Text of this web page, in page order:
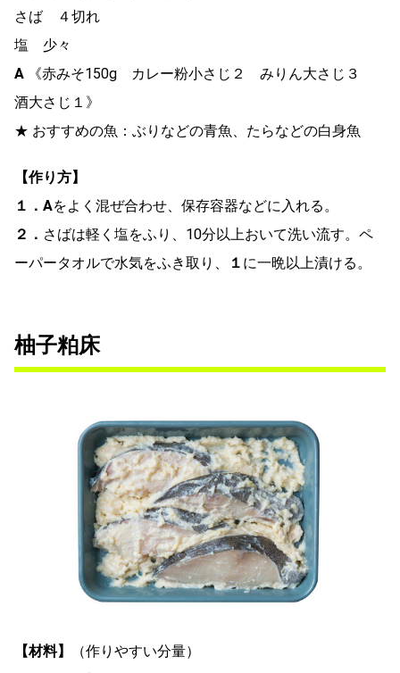
さば ４切れ
塩 少々
A
《赤みそ150g カレー粉小さじ２ みりん大さじ３
酒大さじ１》
★ おすすめの魚：ぶりなどの青魚、たらなどの白身魚
【作り方】
１． Aをよく混ぜ合わせ、保存容器などに入れる。
２． さばは軽く塩をふり、10分以上おいて洗い流す。ペ
ーパータオルで水気をふき取り、
１ に一晩以上漬ける。
柚子粕床
【材料】
（作りやすい分量）